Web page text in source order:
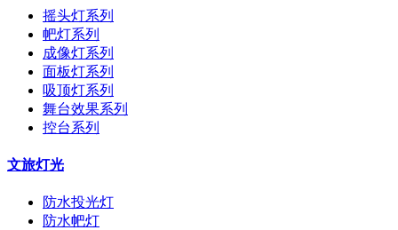
摇头灯系列
帊灯系列
成像灯系列
面板灯系列
吸顶灯系列
舞台效果系列
控台系列
文旅灯光
防水投光灯
防水帊灯